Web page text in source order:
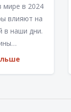
мире в 2024
влияют на
в наши дни.